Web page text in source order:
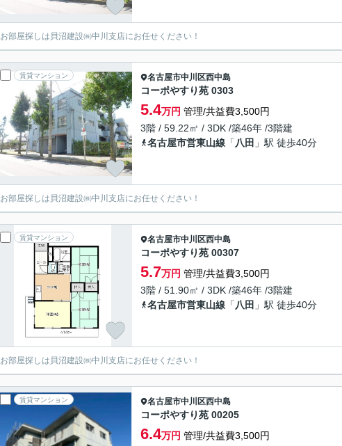
お部屋探しは貝沼建設㈱中川支店にお任せください！
賃貸マンション 名古屋市中川区西中島
コーポやすり苑 0303
5.4万円 管理/共益費3,500円
3階 / 59.22㎡ / 3DK /築46年 /3階建
名古屋市営東山線 「 八田 」駅 徒歩40分
お部屋探しは貝沼建設㈱中川支店にお任せください！
賃貸マンション 名古屋市中川区西中島
コーポやすり苑 00307
5.7万円 管理/共益費3,500円
3階 / 51.90㎡ / 3DK /築46年 /3階建
名古屋市営東山線 「 八田 」駅 徒歩40分
お部屋探しは貝沼建設㈱中川支店にお任せください！
賃貸マンション 名古屋市中川区西中島
コーポやすり苑 00205
6.4万円 管理/共益費3,500円